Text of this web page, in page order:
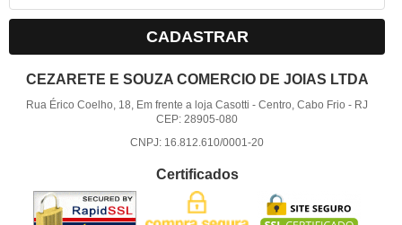
CADASTRAR
CEZARETE E SOUZA COMERCIO DE JOIAS LTDA
Rua Érico Coelho, 18, Em frente a loja Casotti -Centro, Cabo Frio - RJ
CEP: 28905-080
CNPJ: 16.812.610/0001-20
Certificados